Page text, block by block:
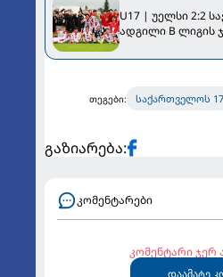
U17 | უელსი 2:2
ადგილი B ლიგის
თეგები: საქართველოს
გაზიარება:
კომენტარები
კომენტარი ჯერ
დაამატე